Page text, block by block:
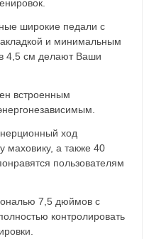
широкие педали с
и минимальным
4,5 см делают Ваши
встроенным
ход
маховику, а также 40
пользователям
7,5 дюймов с
контролировать